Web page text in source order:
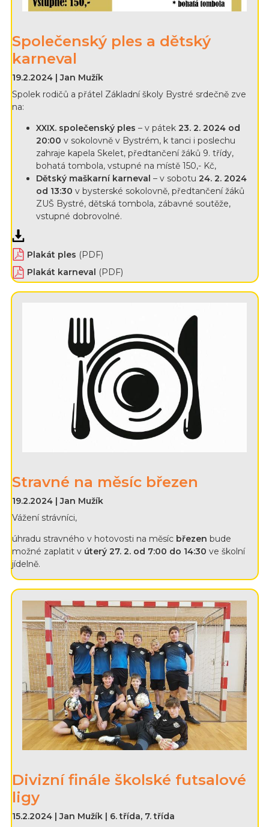
Společenský ples a dětský
karneval
19.2.2024 | Jan Mužík
Spolek rodičů a přátel Základní školy Bystré srdečně zve
na:
XXIX. společenský ples – v pátek 23. 2. 2024 od
20:00 v sokolovně v Bystrém, k tanci i poslechu
zahraje kapela Skelet, předtančení žáků 9. třídy,
bohatá tombola, vstupné na místě 150,- Kč,
Dětský maškarní karneval – v sobotu 24. 2. 2024
od 13:30 v bysterské sokolovně, předtančení žáků
ZUŠ Bystré, dětská tombola, zábavné soutěže,
vstupné dobrovolné.
Plakát ples (PDF)
Plakát karneval
(PDF)
Stravné na měsíc březen
19.2.2024 | Jan Mužík
Vážení strávníci,
úhradu stravného v hotovosti na měsíc březen bude
možné zaplatit v úterý 27. 2. od 7:00 do 14:30 ve školní
jídelně.
Divizní finále školské futsalové
ligy
15.2.2024 | Jan Mužík | 6. třída, 7. třída